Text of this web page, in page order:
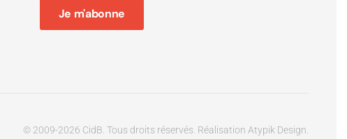
Je m'abonne
© 2009-2026 CidB. Tous droits réservés. Réalisation Atypik Design